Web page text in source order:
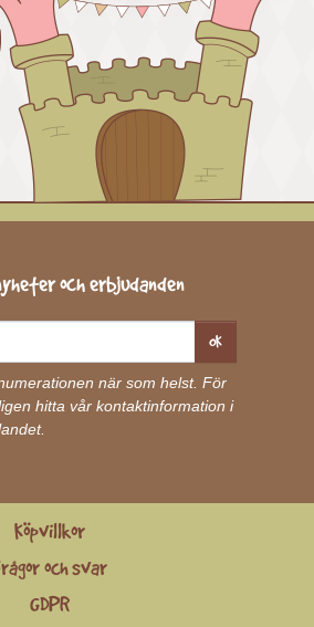
och erbjudanden
OK
när som helst. För
hitta vår kontaktinformation i
Köpvillkor
och svar
GDPR